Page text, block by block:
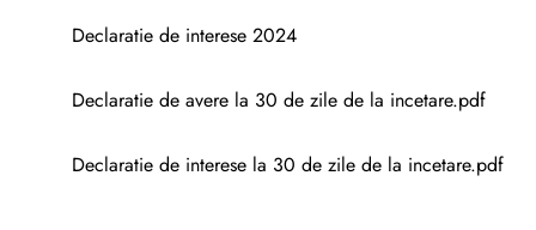
Declaratie de interese 2024
Declaratie de avere la 30 de zile de la incetare.pdf
Declaratie de interese la 30 de zile de la incetare.pdf